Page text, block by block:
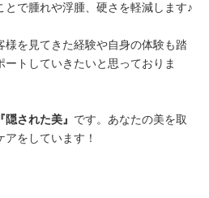
とで腫れや浮腫、硬さを軽減します♪
様を見てきた経験や自身の体験も踏
ートしていきたいと思っておりま
『隠された美』 です。あなたの美を取
をしています！